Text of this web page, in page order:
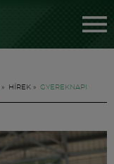
» HÍREK » GYEREKNAPI